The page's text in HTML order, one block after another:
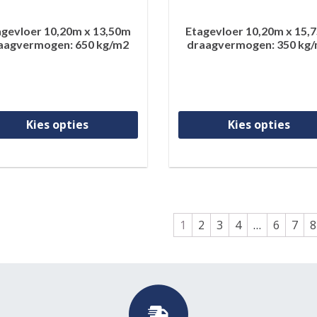
10,20m x 13,50m
650 kg/m2
Kies opties
Dit product heeft meerdere
Etagevloer 10,20m x
draagvermogen: 350 kg/
Kies opties
1 2 3 4 … 6 7 8